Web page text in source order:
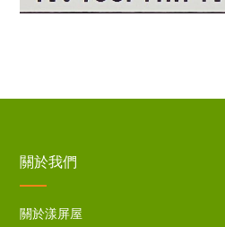
關於我們
關於漾屏屋